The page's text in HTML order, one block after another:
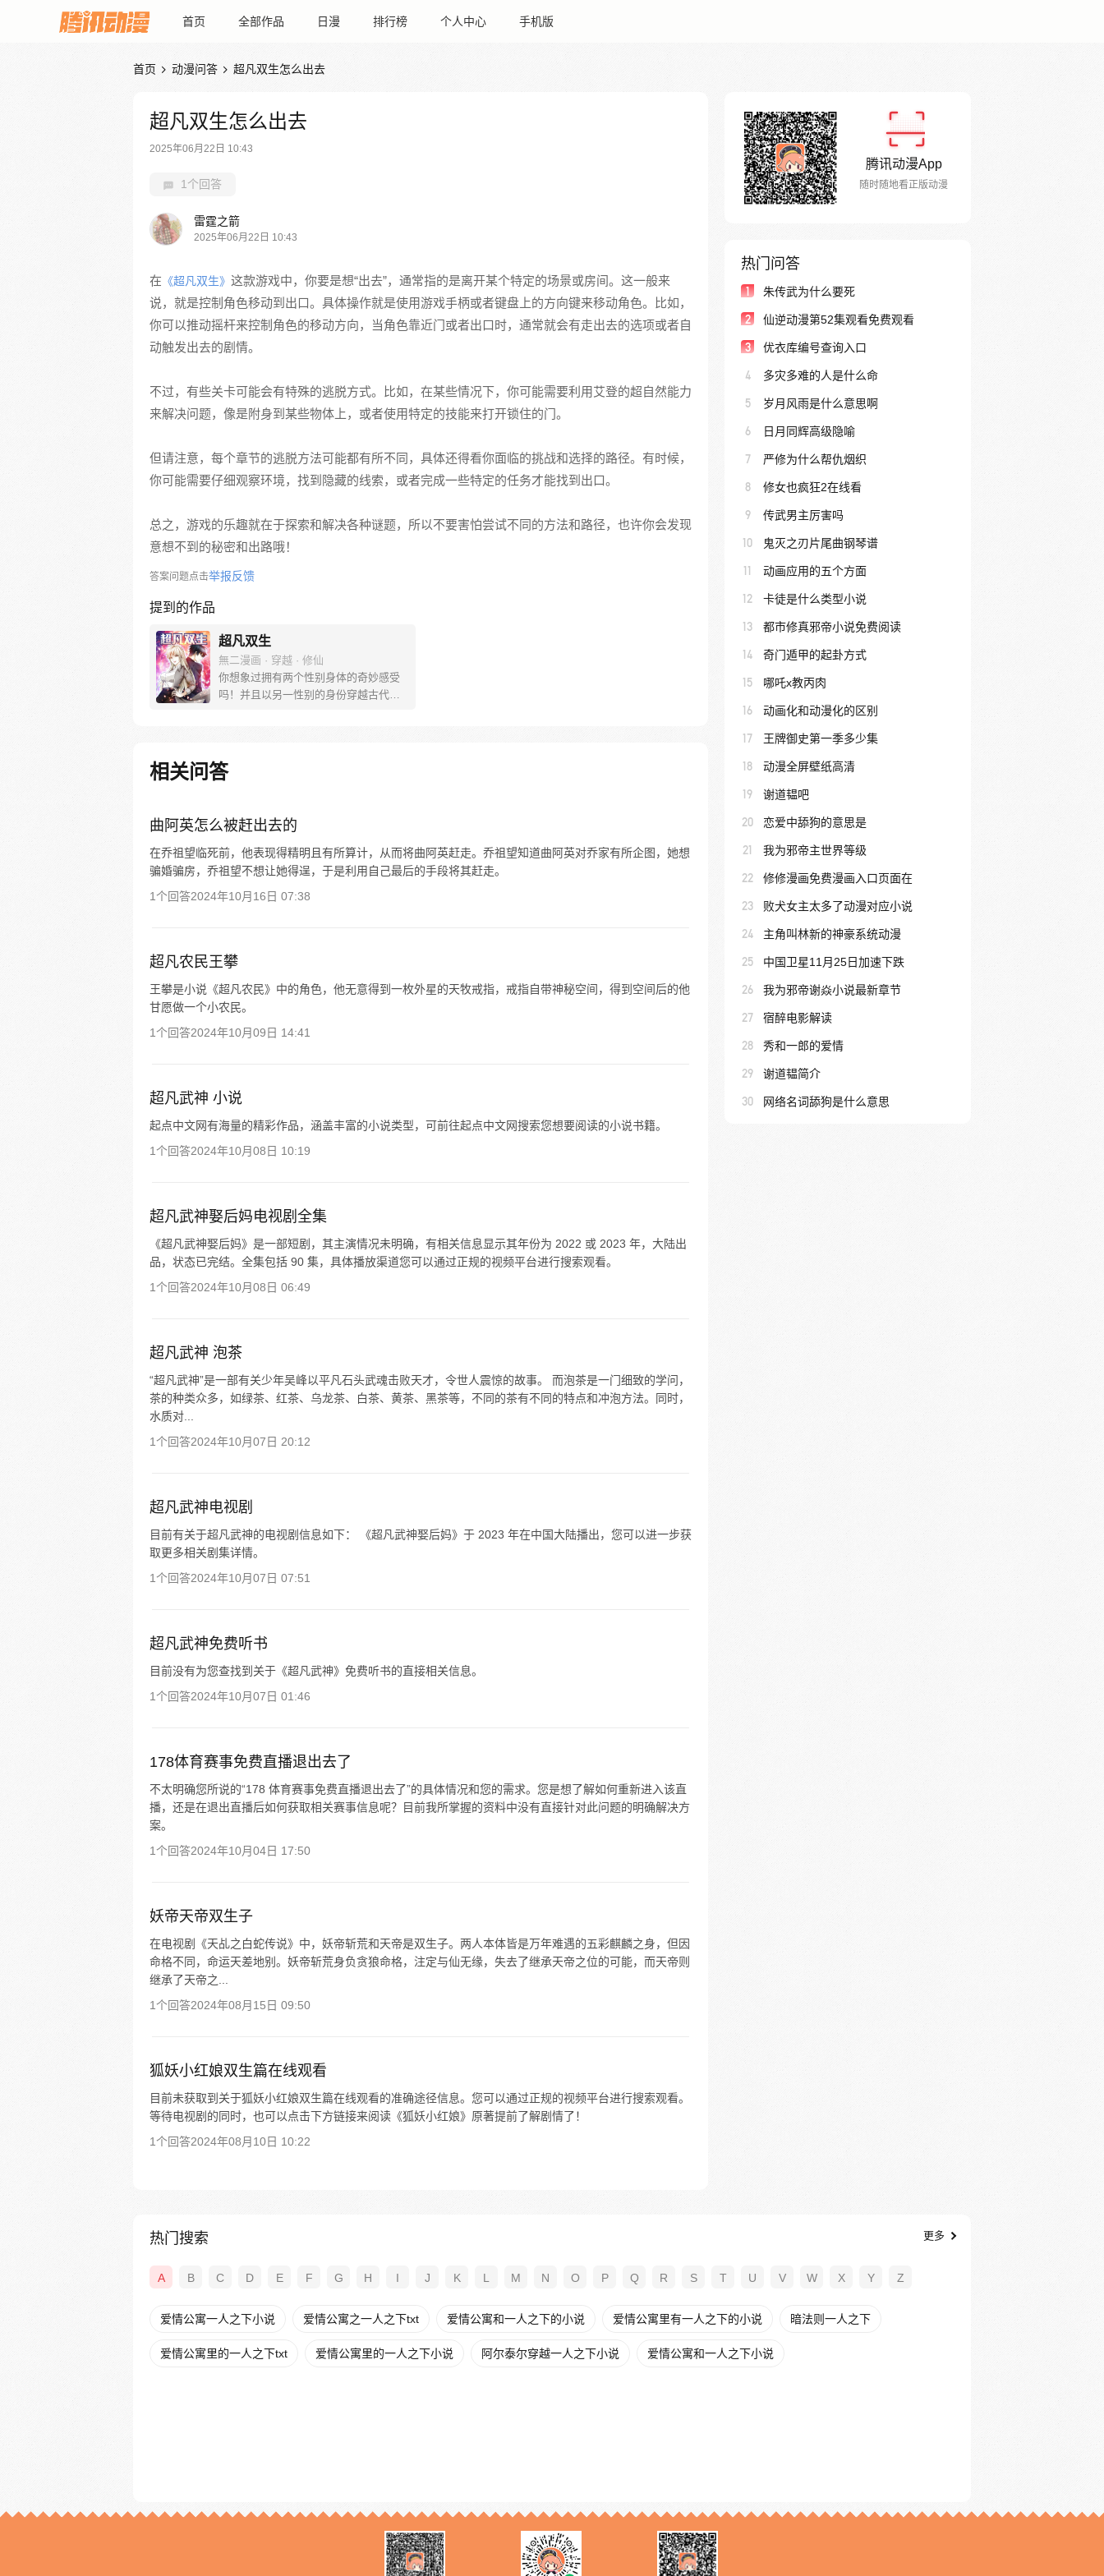
首页 全部作品 日漫 排行榜 个人中心 手机版
首页  动漫问答  超凡双生怎么出去
超凡双生怎么出去
2025年06月22日 10:43
1个回答
雷霆之箭
2025年06月22日 10:43
在 《超凡双生》 这款游戏中，你要是想“出去”，通常指的是离开某个特定的场景或房间。这一般来
说，就是控制角色移动到出口。具体操作就是使用游戏手柄或者键盘上的方向键来移动角色。比如，
你可以推动摇杆来控制角色的移动方向，当角色靠近门或者出口时，通常就会有走出去的选项或者自
动触发出去的剧情。
不过，有些关卡可能会有特殊的逃脱方式。比如，在某些情况下，你可能需要利用艾登的超自然能力
来解决问题，像是附身到某些物体上，或者使用特定的技能来打开锁住的门。
但请注意，每个章节的逃脱方法可能都有所不同，具体还得看你面临的挑战和选择的路径。有时候，
你可能需要仔细观察环境，找到隐藏的线索，或者完成一些特定的任务才能找到出口。
总之，游戏的乐趣就在于探索和解决各种谜题，所以不要害怕尝试不同的方法和路径，也许你会发现
意想不到的秘密和出路哦！
答案问题点击举报反馈
提到的作品
超凡双生
無二漫画 · 穿越 · 修仙
你想象过拥有两个性别身体的奇妙感受
吗！并且以另一性别的身份穿越古代，
节操满满哦~~
相关问答
曲阿英怎么被赶出去的
在乔祖望临死前，他表现得精明且有所算计，从而将曲阿英赶走。乔祖望知道曲阿英对乔家有所企图，她想
骗婚骗房，乔祖望不想让她得逞，于是利用自己最后的手段将其赶走。
1个回答2024年10月16日 07:38
超凡农民王攀
王攀是小说《超凡农民》中的角色，他无意得到一枚外星的天牧戒指，戒指自带神秘空间，得到空间后的他
甘愿做一个小农民。
1个回答2024年10月09日 14:41
超凡武神 小说
起点中文网有海量的精彩作品，涵盖丰富的小说类型，可前往起点中文网搜索您想要阅读的小说书籍。
1个回答2024年10月08日 10:19
超凡武神娶后妈电视剧全集
《超凡武神娶后妈》是一部短剧，其主演情况未明确，有相关信息显示其年份为 2022 或 2023 年，大陆出
品，状态已完结。全集包括 90 集，具体播放渠道您可以通过正规的视频平台进行搜索观看。
1个回答2024年10月08日 06:49
超凡武神 泡茶
“超凡武神”是一部有关少年吴峰以平凡石头武魂击败天才，令世人震惊的故事。 而泡茶是一门细致的学问，
茶的种类众多，如绿茶、红茶、乌龙茶、白茶、黄茶、黑茶等，不同的茶有不同的特点和冲泡方法。同时，
水质对...
1个回答2024年10月07日 20:12
超凡武神电视剧
目前有关于超凡武神的电视剧信息如下： 《超凡武神娶后妈》于 2023 年在中国大陆播出，您可以进一步获
取更多相关剧集详情。
1个回答2024年10月07日 07:51
超凡武神免费听书
目前没有为您查找到关于《超凡武神》免费听书的直接相关信息。
1个回答2024年10月07日 01:46
178体育赛事免费直播退出去了
不太明确您所说的“178 体育赛事免费直播退出去了”的具体情况和您的需求。您是想了解如何重新进入该直
播，还是在退出直播后如何获取相关赛事信息呢？目前我所掌握的资料中没有直接针对此问题的明确解决方
案。
1个回答2024年10月04日 17:50
妖帝天帝双生子
在电视剧《天乩之白蛇传说》中，妖帝斩荒和天帝是双生子。两人本体皆是万年难遇的五彩麒麟之身，但因
命格不同，命运天差地别。妖帝斩荒身负贪狼命格，注定与仙无缘，失去了继承天帝之位的可能，而天帝则
继承了天帝之...
1个回答2024年08月15日 09:50
狐妖小红娘双生篇在线观看
目前未获取到关于狐妖小红娘双生篇在线观看的准确途径信息。您可以通过正规的视频平台进行搜索观看。
等待电视剧的同时，也可以点击下方链接来阅读《狐妖小红娘》原著提前了解剧情了！
1个回答2024年08月10日 10:22
腾讯动漫App
随时随地看正版动漫
热门问答
1 朱传武为什么要死
2 仙逆动漫第52集观看免费观看
3 优衣库编号查询入口
4 多灾多难的人是什么命
5 岁月风雨是什么意思啊
6 日月同辉高级隐喻
7 严修为什么帮仇烟织
8 修女也疯狂2在线看
9 传武男主厉害吗
10 鬼灭之刃片尾曲钢琴谱
11 动画应用的五个方面
12 卡徒是什么类型小说
13 都市修真邪帝小说免费阅读
14 奇门遁甲的起卦方式
15 哪吒x教丙肉
16 动画化和动漫化的区别
17 王牌御史第一季多少集
18 动漫全屏壁纸高清
19 谢道韫吧
20 恋爱中舔狗的意思是
21 我为邪帝主世界等级
22 修修漫画免费漫画入口页面在
23 败犬女主太多了动漫对应小说
24 主角叫林新的神豪系统动漫
25 中国卫星11月25日加速下跌
26 我为邪帝谢焱小说最新章节
27 宿醉电影解读
28 秀和一郎的爱情
29 谢道韫简介
30 网络名词舔狗是什么意思
热门搜索 更多
A B C D E F G H I J K L M N O P Q R S T U V W X Y Z
爱情公寓一人之下小说 爱情公寓之一人之下txt 爱情公寓和一人之下的小说 爱情公寓里有一人之下的小说 暗法则一人之下
爱情公寓里的一人之下txt 爱情公寓里的一人之下小说 阿尔泰尔穿越一人之下小说 爱情公寓和一人之下小说